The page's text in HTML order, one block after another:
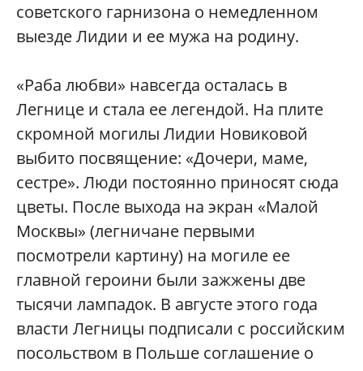
советского гарнизона о немедленном
выезде Лидии и ее мужа на родину.
«Раба любви» навсегда осталась в
Легнице и стала ее легендой. На плите
скромной могилы Лидии Новиковой
выбито посвящение: «Дочери, маме,
сестре». Люди постоянно приносят сюда
цветы. После выхода на экран «Малой
Москвы» (легничане первыми
посмотрели картину) на могиле ее
главной героини были зажжены две
тысячи лампадок. В августе этого года
власти Легницы подписали с российским
посольством в Польше соглашение о